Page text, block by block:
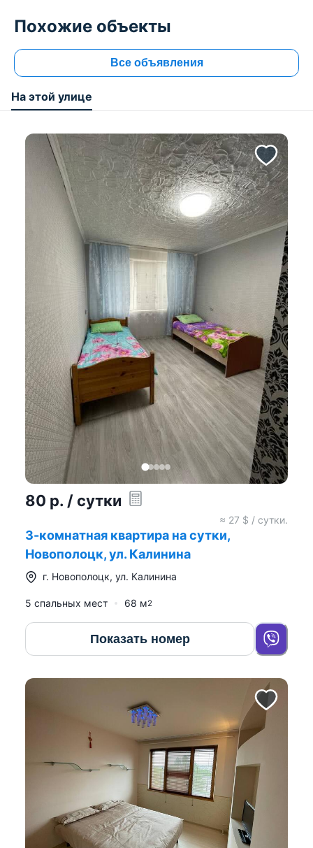
Похожие объекты
Все объявления
На этой улице
80 р. / сутки
≈ 27 $ / сутки.
3-комнатная квартира на сутки,
Новополоцк, ул. Калинина
г. Новополоцк, ул. Калинина
5 спальных мест 68 м2
Показать номер